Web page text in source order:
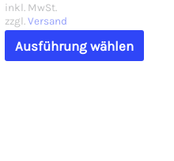
inkl. MwSt.
zzgl. Versand
Ausführung wählen